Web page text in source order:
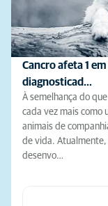
Cancro afeta 1
diagnosticad…
À semelhança do
cada vez mais como
animais de
de vida. Atualmente,
desenvo…